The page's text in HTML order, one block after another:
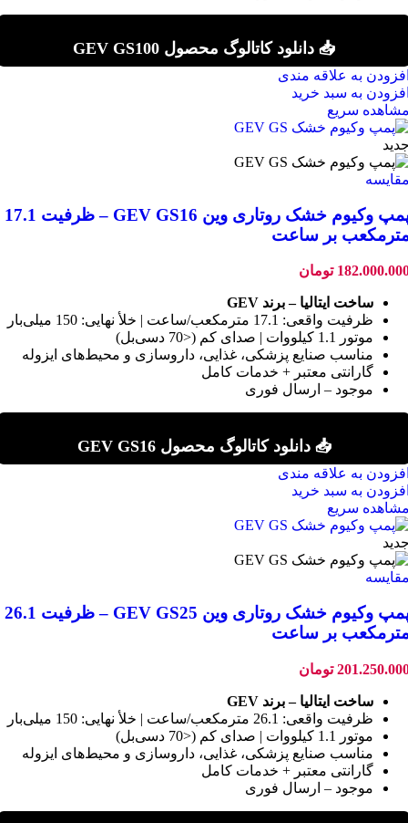
📥 دانلود کاتالوگ محصول GEV GS100
به علاقه مندی
به سبد خرید
سریع
پمپ وکیوم خشک روتاری وین GEV GS16 – ظرفیت 17.1
بر ساعت
تومان
ساخت ایتالیا – برند GEV
ظرفیت واقعی: 17.1 مترمکعب/ساعت | خلأ نهایی: 150 میلی‌بار
موتور 1.1 کیلووات | صدای کم (<70 دسی‌بل)
مناسب صنایع پزشکی، غذایی، داروسازی و محیط‌های ایزوله
گارانتی معتبر + خدمات کامل
موجود – ارسال فوری
📥 دانلود کاتالوگ محصول GEV GS16
به علاقه مندی
به سبد خرید
سریع
پمپ وکیوم خشک روتاری وین GEV GS25 – ظرفیت 26.1
بر ساعت
تومان
ساخت ایتالیا – برند GEV
ظرفیت واقعی: 26.1 مترمکعب/ساعت | خلأ نهایی: 150 میلی‌بار
موتور 1.1 کیلووات | صدای کم (<70 دسی‌بل)
مناسب صنایع پزشکی، غذایی، داروسازی و محیط‌های ایزوله
گارانتی معتبر + خدمات کامل
موجود – ارسال فوری